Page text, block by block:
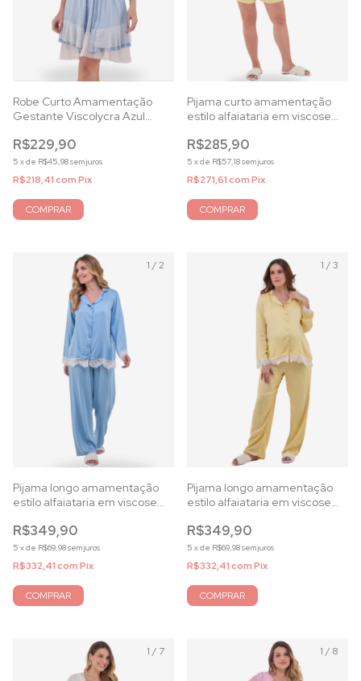
Robe Curto Amamentação
Gestante Viscolycra Azul
R$229,90
5 xde R$45,98sem juros
R$218,41comPix
COMPRAR
Pijama curto amamentação
estilo alfaiataria em viscose
R$285,90
5 xde R$57,18sem juros
R$271,61comPix
COMPRAR
1 /2
Pijama longo amamentação
estilo alfaiataria em viscose
R$349,90
5 xde R$69,98sem juros
R$332,41comPix
COMPRAR
1 /3
Pijama longo amamentação
estilo alfaiataria em viscose
R$349,90
5 xde R$69,98sem juros
R$332,41comPix
COMPRAR
1 / 7 1 / 8